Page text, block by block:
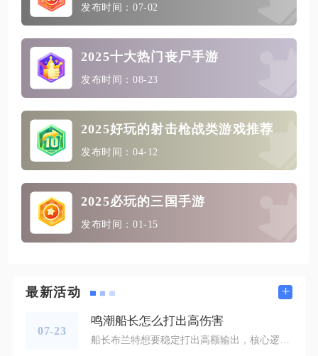
发布时间：07-02
2025十大热门丧尸手游
发布时间：08-23
2025好玩的射击枪战类游戏推荐
发布时间：04-12
2025必玩的三国手游
发布时间：01-15
最新活动 +
07-23
鸣潮船长怎么打出高伤害
船长布兰特想要稳定打出高额输出，核心逻辑是堆高共鸣效率触发被动攻击加成、全程维持空战输出循环、在全队增伤buff覆盖期间释放强化共鸣技能一日锚，搭配适配火队辅助完成双锚爆发循环，三者缺一不可，养成面板、输出手法、队伍搭配任一环节缺失都会大幅压低整体伤害上限。船长的被动戏中人生会以150%共鸣效率为基准，每超出1%转化12点攻击力，开启共鸣解放后转化比例提升至20点，280%共鸣效率即可吃满全部攻击增益，这也是该角色区别于其他主C的核心养成思路，所有输出操作都要围绕快速攒满回路